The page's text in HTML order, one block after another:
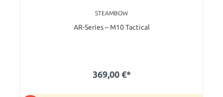
STEAMBOW
AR-Series – M10 Tactical
369,00 €*